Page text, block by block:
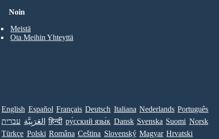
Noin
Meistä
Ota Meihin Yhteyttä
English Español Français Deutsch Italiana Nederlands Português
עברית العَرَبِيَّة हिन्दी ру́сский язы́к Dansk Svenska Suomi Norsk
Türkçe Polski Româna Ceština Slovenský Magyar Hrvatski